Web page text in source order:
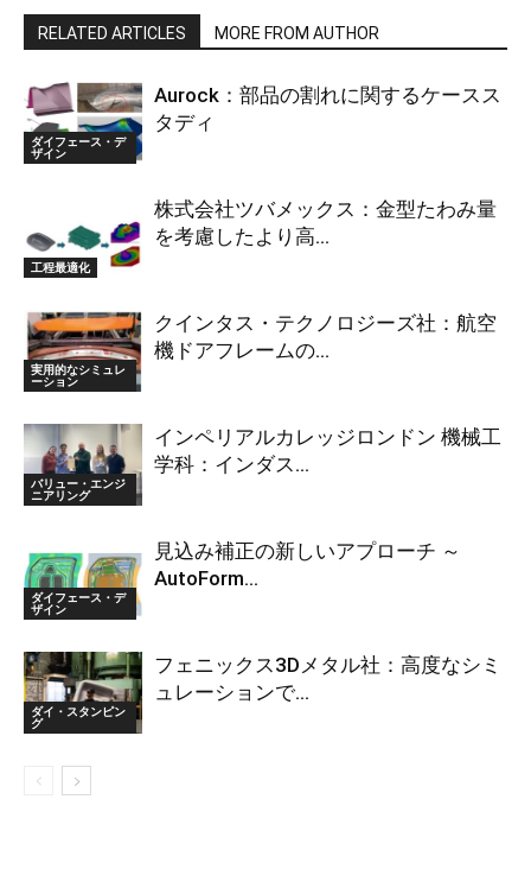
RELATED ARTICLES MORE FROM AUTHOR
ダイフェース・デ
ザイン
Aurock：部品の割れに関するケースス
タディ
工程最適化
株式会社ツバメックス：金型たわみ量
を考慮したより高...
実用的なシミュレ
ーション
クインタス・テクノロジーズ社：航空
機ドアフレームの...
バリュー・エンジ
ニアリング
インペリアルカレッジロンドン 機械工
学科：インダス...
ダイフェース・デ
ザイン
見込み補正の新しいアプローチ ～
AutoForm...
ダイ・スタンピン
グ
フェニックス3Dメタル社：高度なシミ
ュレーションで...